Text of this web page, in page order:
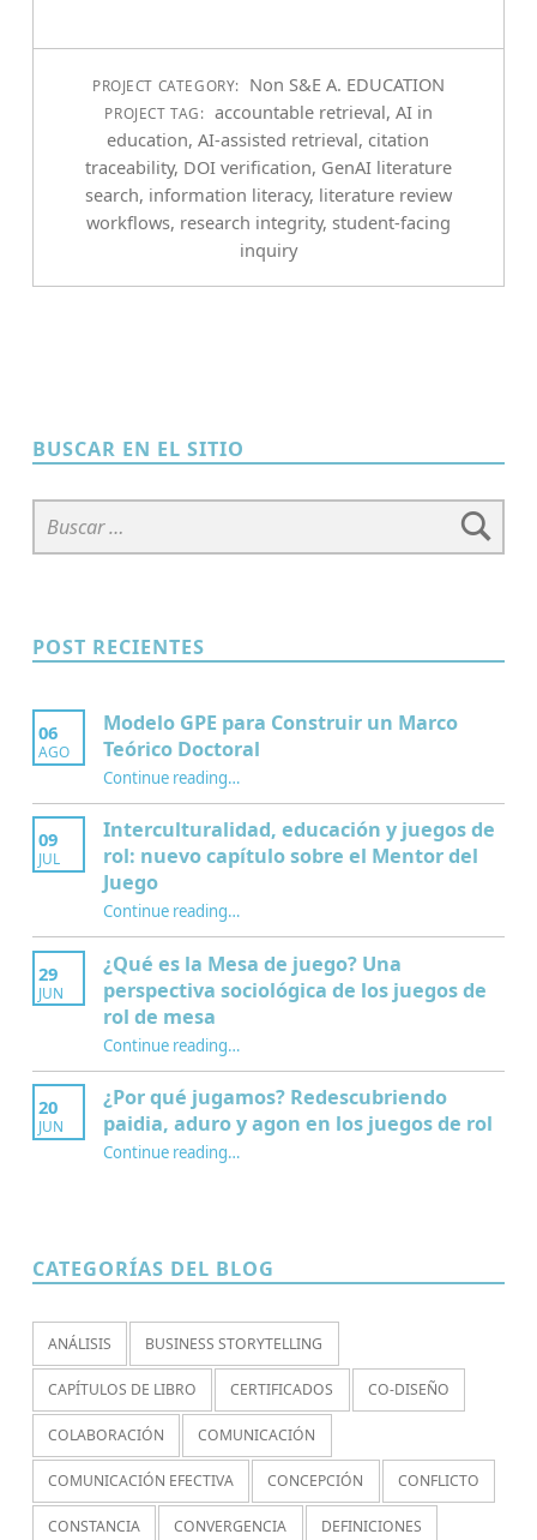
PROJECT CATEGORY: Non S&E A. EDUCATION
PROJECT TAG: accountable retrieval, AI in
education,AI-assisted retrieval, citation
traceability, DOI verification, GenAI literature
search, information literacy, literature review
workflows, research integrity, student-facing
inquiry
BUSCAR EN EL SITIO
Buscar:
POST RECIENTES
06
AGO
Modelo GPE para Construir un Marco
Teórico Doctoral
Continue reading“Modelo GPE para Construir un Marco Teórico Doctoral”
…
09
JUL
Interculturalidad, educación y juegos de
rol: nuevo capítulo sobre el Mentor del
Juego
Continue reading“Interculturalidad, educación y juegos de rol: nuevo capítulo sobre el Mentor del Juego”
…
29
JUN
¿Qué es la Mesa de juego? Una
perspectiva sociológica de los juegos de
rol de mesa
Continue reading“¿Qué es la Mesa de juego? Una perspectiva sociológica de los juegos de rol de mesa”
…
20
JUN
¿Por qué jugamos? Redescubriendo
paidia, aduro y agon en los juegos de rol
Continue reading“¿Por qué jugamos? Redescubriendo paidia, aduro y agon en los juegos de rol”
…
CATEGORÍAS DEL BLOG
ANÁLISIS BUSINESS STORYTELLING
CAPÍTULOS DE LIBRO CERTIFICADOS CO-DISEÑO
COLABORACIÓN COMUNICACIÓN
COMUNICACIÓN EFECTIVA CONCEPCIÓN CONFLICTO
CONSTANCIA CONVERGENCIA DEFINICIONES